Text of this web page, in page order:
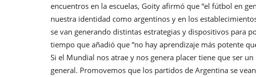
encuentros en la escuelas, Goity afirmó que “el fútbol en
nuestra identidad como argentinos y en los
se van generando distintas estrategias y dispositivos para
tiempo que añadió que “no hay aprendizaje más potente
Si el Mundial nos atrae y nos genera placer tiene que ser
general. Promovemos que los partidos de Argentina se